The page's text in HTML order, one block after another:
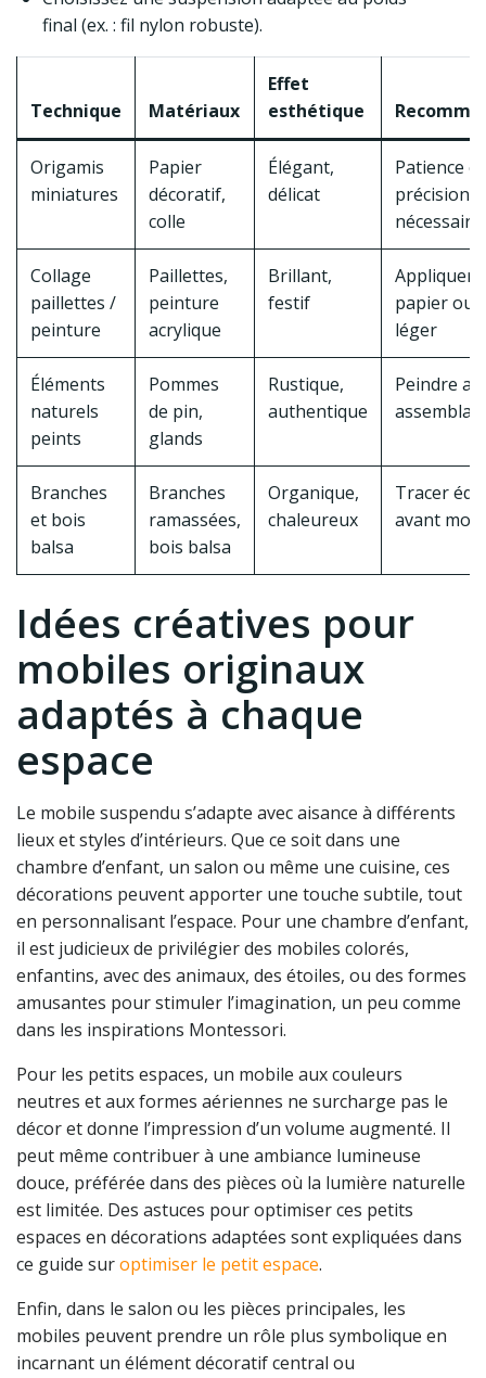
final (ex. : fil nylon robuste).
Technique Matériaux
Effet
esthétique
Origamis
miniatures
Papier
décoratif,
colle
Élégant,
délicat
Patience et
précision
Collage
paillettes /
peinture
Paillettes,
peinture
acrylique
Brillant,
festif
Appliquer
papier ou
léger
Éléments
naturels
peints
Pommes
de pin,
glands
Rustique,
authentique
Peindre
Branches
et bois
balsa
Branches
ramassées,
bois balsa
Organique,
chaleureux
Tracer
avant
Idées créatives pour
mobiles originaux
adaptés à chaque
espace
Le mobile suspendu s’adapte avec aisance à différents
lieux et styles d’intérieurs. Que ce soit dans une
chambre d’enfant, un salon ou même une cuisine, ces
décorations peuvent apporter une touche subtile, tout
en personnalisant l’espace. Pour une chambre d’enfant,
il est judicieux de privilégier des mobiles colorés,
enfantins, avec des animaux, des étoiles, ou des formes
amusantes pour stimuler l’imagination, un peu comme
dans les inspirations Montessori.
Pour les petits espaces, un mobile aux couleurs
neutres et aux formes aériennes ne surcharge pas le
décor et donne l’impression d’un volume augmenté. Il
peut même contribuer à une ambiance lumineuse
douce, préférée dans des pièces où la lumière naturelle
est limitée. Des astuces pour optimiser ces petits
espaces en décorations adaptées sont expliquées dans
ce guide suroptimiser le petit espace.
Enfin, dans le salon ou les pièces principales, les
mobiles peuvent prendre un rôle plus symbolique en
incarnant un élément décoratif central ou